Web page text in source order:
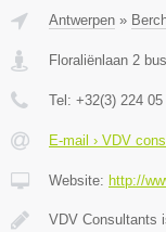
Antwerpen »
Floraliënlaan 2
Tel: +32(3) 224 05
E-mail › VDV
Website: http://
VDV Consultants